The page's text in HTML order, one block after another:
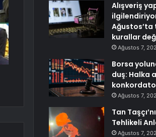
Alışveriş
kurallar
Ağustos 7,
Borsa
duş: Halka
Ağustos 7,
Tan
Tehlikeli
Ağustos 7,